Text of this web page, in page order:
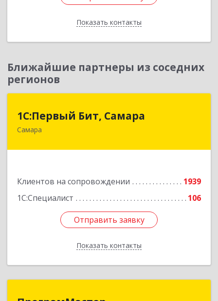
Показать контакты
Назад
Ближайшие партнеры из соседних
регионов
1С:Первый Бит, Самара
Самара
Клиентов на сопровождении
1939
1С:Специалист
106
Отправить заявку
Показать контакты
1С:Первый Бит, Самара
443013, Самарская обл, Самара г, Дачная ул,
Отправить заявку
Назад